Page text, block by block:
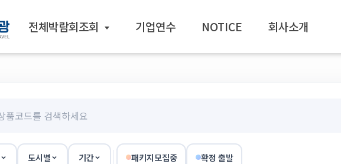
전체박람회조회 기업연수 NOTICE 회사소개
도시별 기간 패키지모집중 확정 출발